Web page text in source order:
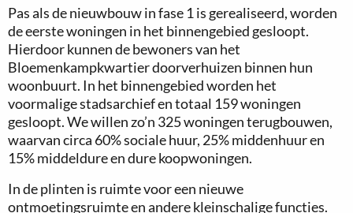
Pas als de nieuwbouw in fase 1 is gerealiseerd, worden
de eerste woningen in het binnengebied gesloopt.
Hierdoor kunnen de bewoners van het
Bloemenkampkwartier doorverhuizen binnen hun
woonbuurt. In het binnengebied worden het
voormalige stadsarchief en totaal 159 woningen
gesloopt. We willen zo’n 325 woningen terugbouwen,
waarvan circa 60% sociale huur, 25% middenhuur en
15% middeldure en dure koopwoningen.
In de plinten is ruimte voor een nieuwe
ontmoetingsruimte en andere kleinschalige functies.